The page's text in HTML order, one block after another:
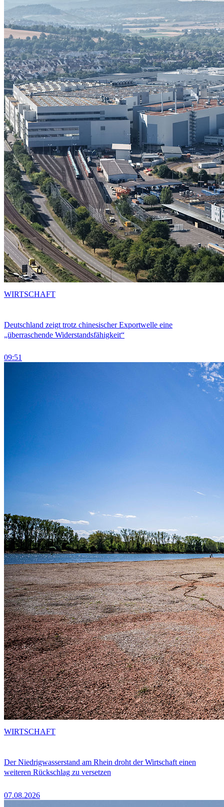
Deutschland zeigt trotz chinesischer Exportwelle eine
„überraschende Widerstandsfähigkeit“
09:51
WIRTSCHAFT
Der Niedrigwasserstand am Rhein droht der Wirtschaft einen
weiteren Rückschlag zu versetzen
07.08.2026
WIRTSCHAFT